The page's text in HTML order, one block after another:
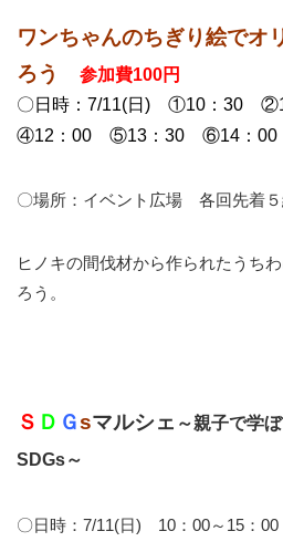
ワンちゃんのちぎり絵でオ
ろう
参加費100円
〇日時：7/11(日) ①10：30
④12：00 ⑤13：30 ⑥14：
〇場所：イベント広場 各回先着
ヒノキの間伐材から作られたうち
ろう。
Ｓ Ｄ Ｇsマルシェ ～親子で学
SDGs～
〇日時：7/11(日) 10：00～15：00